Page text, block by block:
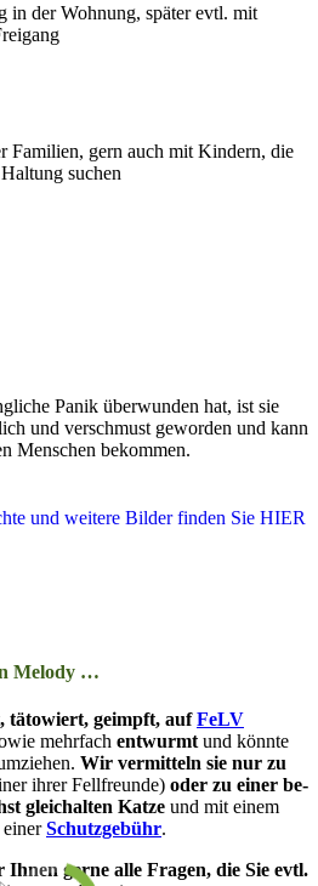
in der Wohnung, später evtl. mit
Familien, gern auch mit Kindern, die
suchen
Panik überwunden hat, ist sie
und verschmust geworden und kann
Menschen bekommen.
und weitere Bilder finden Sie HIER
Melody …
tä­­to­­wiert, ge­impft, aufFeLV
mehr­­fach ent­wurmt und kön­nte
Wir ver­­mit­t­eln sie nur zu
ihrer Fellfreunde) oder zu ein­er be­­
gleich­­alt­­en Katze und mit ein­­em
Schutz­­ge­bühr.
ger­ne alle Fra­­gen, die Sie evtl.